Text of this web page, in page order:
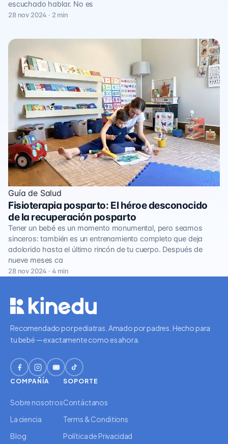
escuchado hablar. No es
28 nov 2024 · 2 min
Guía de Salud
Fisioterapia posparto: El héroe desconocido
de la recuperación posparto
Tener un bebé es un momento monumental, pero seamos
sinceros: también es un entrenamiento completo que deja
adolorido hasta el último rincón de tu cuerpo. Después de
nueve meses ca
28 nov 2024 · 4 min
Recomendado por pediatras. Amado por padres. Hecho para
tu bebé — exactamente como es ahora.
COMPAÑÍA
Sobre nosotros
La ciencia
Blog
SOPORTE
Contáctanos
Terms & Conditions
Política de Privacidad